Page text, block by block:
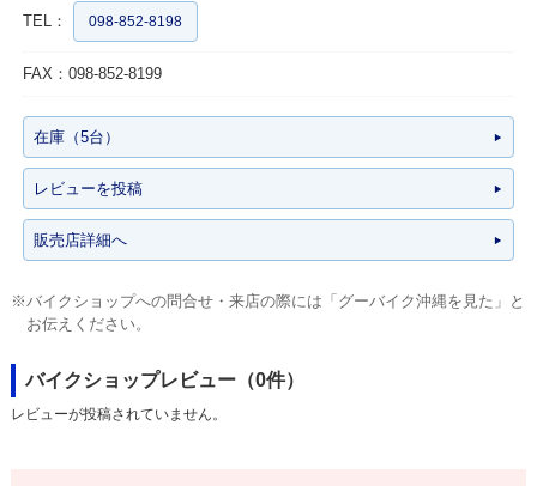
TEL： 098-852-8198
FAX：098-852-8199
在庫（5台）
レビューを投稿
販売店詳細へ
※バイクショップへの問合せ・来店の際には「グーバイク沖縄を見た」と
お伝えください。
バイクショップレビュー（0件）
レビューが投稿されていません。